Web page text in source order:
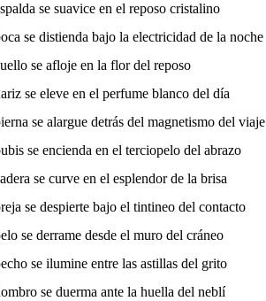
se suavice en el reposo cristalino
se distienda bajo la electricidad de la noche
se afloje en la flor del reposo
se eleve en el perfume blanco del día
se alargue detrás del magnetismo del viaje
se encienda en el terciopelo del abrazo
se curve en el esplendor de la brisa
se despierte bajo el tintineo del contacto
se derrame desde el muro del cráneo
se ilumine entre las astillas del grito
se duerma ante la huella del neblí